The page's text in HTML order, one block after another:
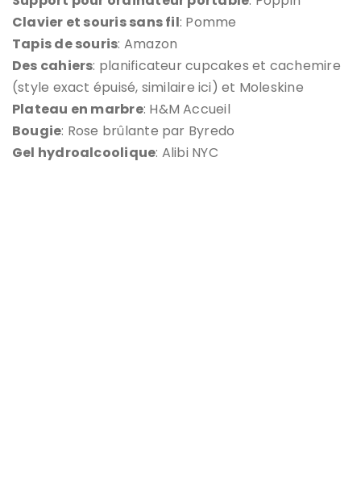
Clavier et souris sans fil: Pomme
Tapis de souris: Amazon
Des cahiers: planificateur cupcakes et cachemire
(style exact épuisé, similaire ici) et Moleskine
Plateau en marbre: H&M Accueil
Bougie: Rose brûlante par Byredo
Gel hydroalcoolique: Alibi NYC